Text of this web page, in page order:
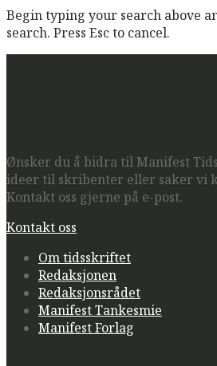
Begin typing your search above
search. Press Esc to cancel.
Ønsker du å bidra til Manifest
ideer til skribenter eller saker vi
Kontakt oss gjerne på e-post.
Kontakt oss
Om tidsskriftet
Redaksjonen
Redaksjonsrådet
Manifest Tankesmie
Manifest Forlag